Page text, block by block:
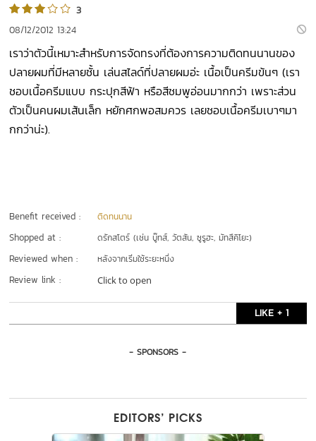
3
08/12/2012 13:24
เราว่าตัวนี้เหมาะสำหรับการจัดทรงที่ต้องการความติดทนนานของ
ปลายผมที่มีหลายชั้น เล่นสไลด์ที่ปลายผมอ่ะ เนื้อเป็นครีมข้นๆ (เรา
ชอบเนื้อครีมแบบ กระปุกสีฟ้า หรือสีชมพูอ่อนมากกว่า เพราะส่วน
ตัวเป็นคนผมเส้นเล็ก หยักศกพอสมควร เลยชอบเนื้อครีมเบาๆมา
กกว่าน่ะ).
Benefit received : ติดทนนาน
Shopped at : ดรักสโตร์ (เช่น บู๊ทส์, วัตสัน, ซูรูฮะ, มัทสึคิโยะ)
Reviewed when : หลังจากเริ่มใช้ระยะหนึ่ง
Review link : Click to open
LIKE + 1
- SPONSORS -
EDITORS’ PICKS